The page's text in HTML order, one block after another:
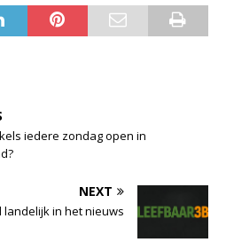
iedere zondag open in
NEXT
landelijk in het nieuws